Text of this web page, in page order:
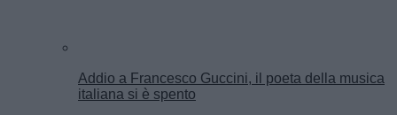
Addio a Francesco Guccini, il poeta della musica
italiana si è spento